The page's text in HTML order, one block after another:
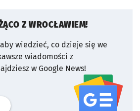
Z WROCŁAWIEM!
wiedzieć, co dzieje się we
wiadomości z
w Google News!
profil serwisu